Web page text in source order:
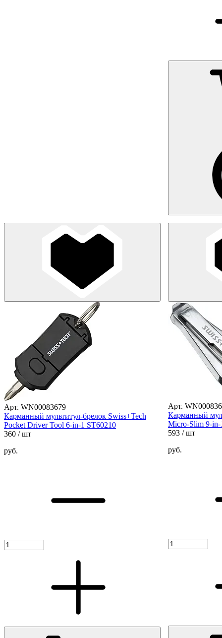
Арт. WN00083679
Карманный мультитул-брелок Swiss+Tech
Pocket Driver Tool 6-in-1 ST60210
360 / шт
руб.
Арт.
Карманный
Micro-Slim 9-in-
593 / шт
руб.